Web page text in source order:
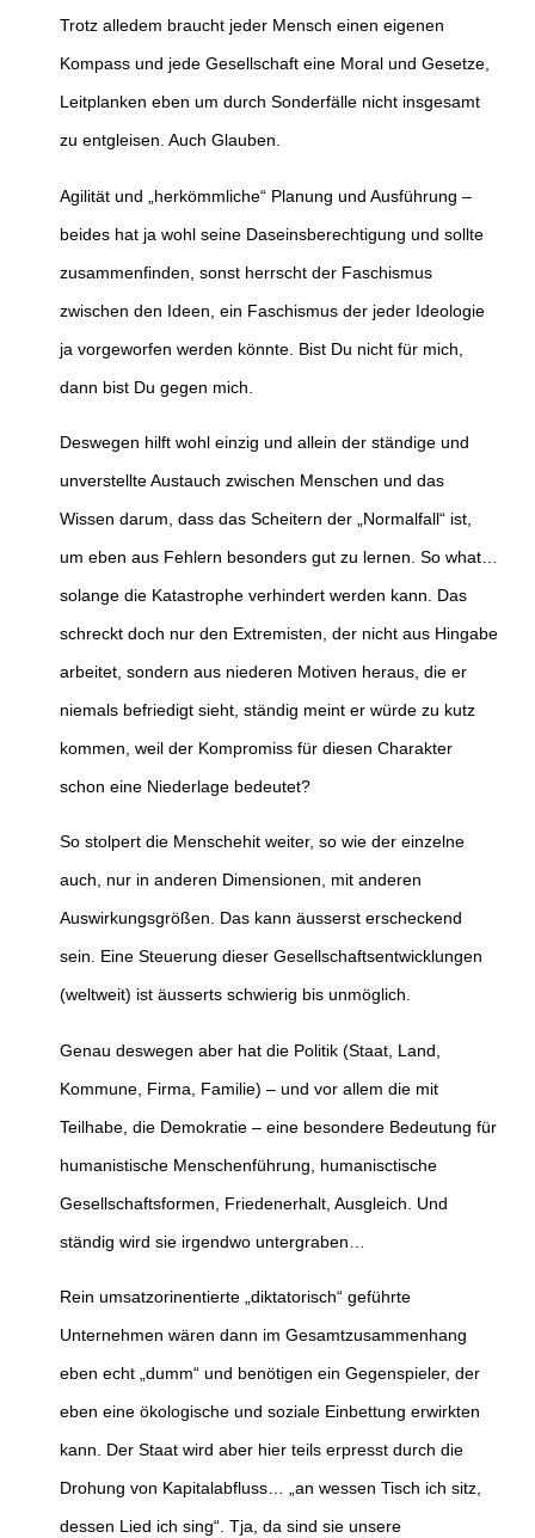
Trotz alledem braucht jeder Mensch einen eigenen
Kompass und jede Gesellschaft eine Moral und Gesetze,
Leitplanken eben um durch Sonderfälle nicht insgesamt
zu entgleisen. Auch Glauben.
Agilität und „herkömmliche“ Planung und Ausführung –
beides hat ja wohl seine Daseinsberechtigung und sollte
zusammenfinden, sonst herrscht der Faschismus
zwischen den Ideen, ein Faschismus der jeder Ideologie
ja vorgeworfen werden könnte. Bist Du nicht für mich,
dann bist Du gegen mich.
Deswegen hilft wohl einzig und allein der ständige und
unverstellte Austauch zwischen Menschen und das
Wissen darum, dass das Scheitern der „Normalfall“ ist,
um eben aus Fehlern besonders gut zu lernen. So what…
solange die Katastrophe verhindert werden kann. Das
schreckt doch nur den Extremisten, der nicht aus Hingabe
arbeitet, sondern aus niederen Motiven heraus, die er
niemals befriedigt sieht, ständig meint er würde zu kutz
kommen, weil der Kompromiss für diesen Charakter
schon eine Niederlage bedeutet?
So stolpert die Menschehit weiter, so wie der einzelne
auch, nur in anderen Dimensionen, mit anderen
Auswirkungsgrößen. Das kann äusserst erscheckend
sein. Eine Steuerung dieser Gesellschaftsentwicklungen
(weltweit) ist äusserts schwierig bis unmöglich.
Genau deswegen aber hat die Politik (Staat, Land,
Kommune, Firma, Familie) – und vor allem die mit
Teilhabe, die Demokratie – eine besondere Bedeutung für
humanistische Menschenführung, humanisctische
Gesellschaftsformen, Friedenerhalt, Ausgleich. Und
ständig wird sie irgendwo untergraben…
Rein umsatzorinentierte „diktatorisch“ geführte
Unternehmen wären dann im Gesamtzusammenhang
eben echt „dumm“ und benötigen ein Gegenspieler, der
eben eine ökologische und soziale Einbettung erwirkten
kann. Der Staat wird aber hier teils erpresst durch die
Drohung von Kapitalabfluss… „an wessen Tisch ich sitz,
dessen Lied ich sing“. Tja, da sind sie unsere